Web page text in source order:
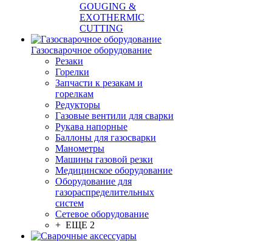
GOUGING &
EXOTHERMIC
CUTTING
Газосварочное оборудование
Резаки
Горелки
Запчасти к резакам и
горелкам
Редукторы
Газовые вентили для сварки
Рукава напорные
Баллоны для газосварки
Манометры
Машины газовой резки
Медицинское оборудование
Оборудование для
газораспределительных
систем
Сетевое оборудование
+ ЕЩЕ 2